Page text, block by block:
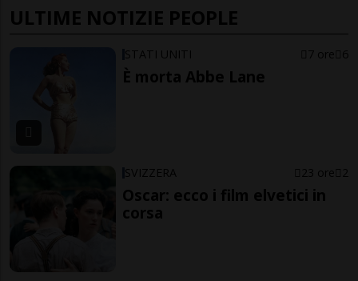
ULTIME NOTIZIE PEOPLE
STATI UNITI 7 ore 6
È morta Abbe Lane
SVIZZERA 23 ore 2
Oscar: ecco i film elvetici in
corsa